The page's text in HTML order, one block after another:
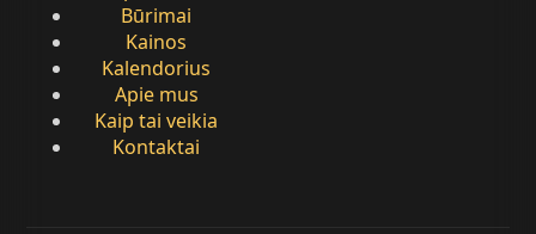
Būrimai
Kainos
Kalendorius
Apie mus
Kaip tai veikia
Kontaktai